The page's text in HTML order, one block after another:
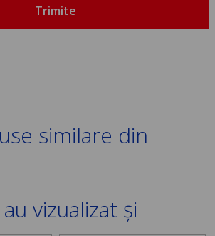
Trimite
similare din
vizualizat și